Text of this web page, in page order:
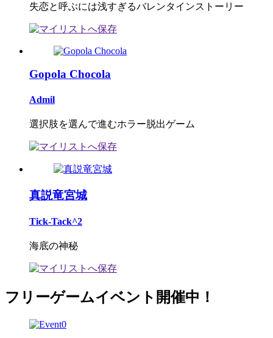
失恋と呼ぶには浅すぎるバレンタインストーリー
Gopola Chocola
Admil
選択肢を選んで進むホラー脱出ゲーム
真説竜宮城
Tick-Tack^2
海底の神秘
フリーゲームイベント開催中！